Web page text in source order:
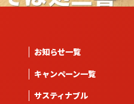
お知らせ一覧
キャンペーン一覧
サスティナブル